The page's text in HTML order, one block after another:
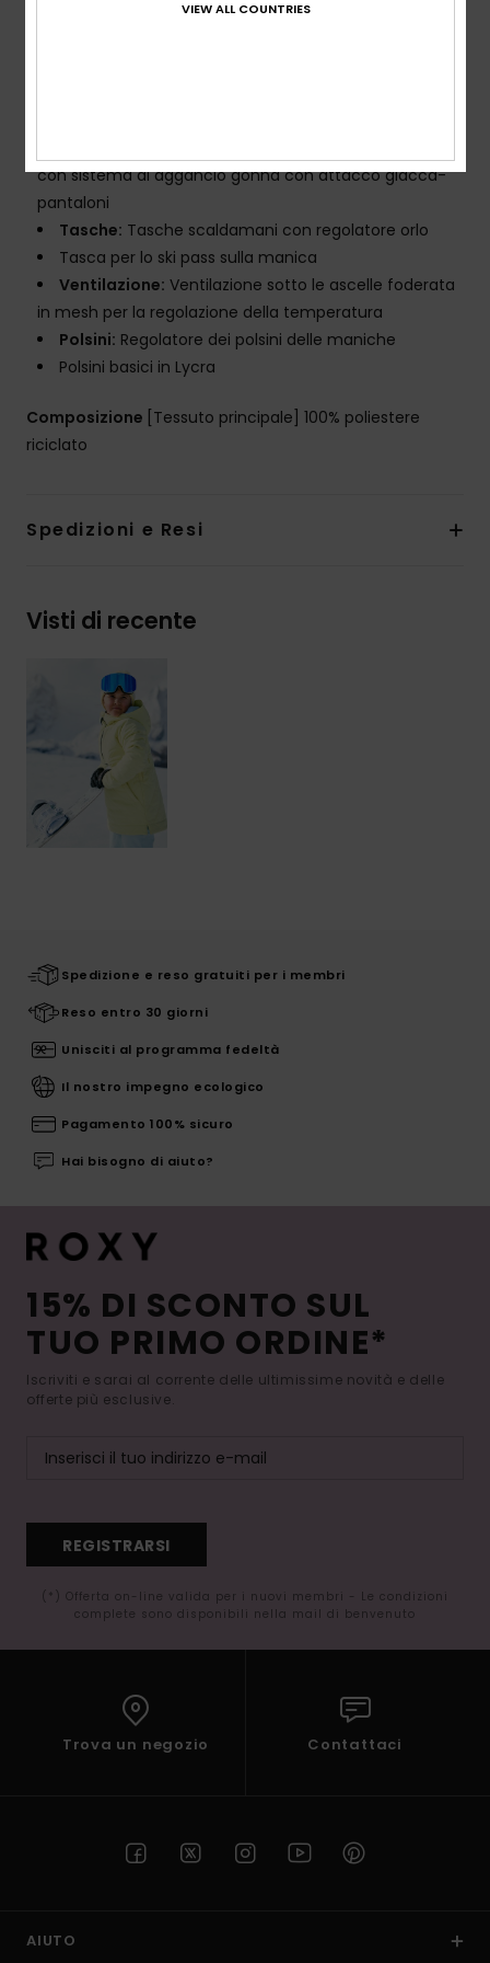
con sistema di aggancio gonna con attacco giacca-
pantaloni
Tasche: Tasche scaldamani con regolatore orlo
Tasca per lo ski pass sulla manica
Ventilazione: Ventilazione sotto le ascelle foderata
in mesh per la regolazione della temperatura
Polsini: Regolatore dei polsini delle maniche
Polsini basici in Lycra
Composizione [Tessuto principale] 100% poliestere
riciclato
Spedizioni e Resi
Visti di recente
Spedizione e reso gratuiti per i membri
Reso entro 30 giorni
Unisciti al programma fedeltà
Il nostro impegno ecologico
Pagamento 100% sicuro
Hai bisogno di aiuto?
15% DI SCONTO SUL
TUO PRIMO ORDINE*
Iscriviti e sarai al corrente delle ultimissime novità e delle
offerte più esclusive.
REGISTRARSI
(*) Offerta on-line valida per i nuovi membri - Le condizioni
complete sono disponibili nella mail di benvenuto
Trova un negozio Contattaci
AIUTO
VIEW ALL COUNTRIES